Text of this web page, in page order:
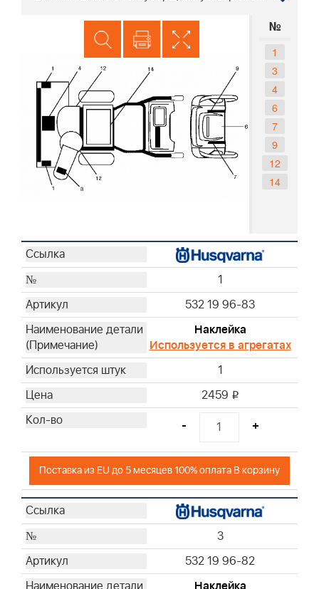
№
1
3
4
6
7
9
12
14
1
532 19 96-83
Наклейка
Используется в агрегатах
1
2459 i
- +
Поставка из EU до 5 месяцев 100% оплата В корзину
3
532 19 96-82